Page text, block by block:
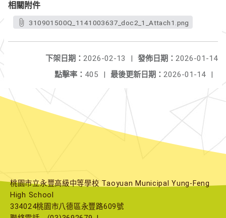
相關附件
310901500Q_1141003637_doc2_1_Attach1.png
發佈日期： 2026-01-14
下架日期： 2026-02-13
|
最後更新日期： 2026-01-14 |
點擊率： 405 |
桃園市立永豐高級中等學校 Taoyuan Municipal Yung-Feng
High School
334024桃園市八德區永豐路609號